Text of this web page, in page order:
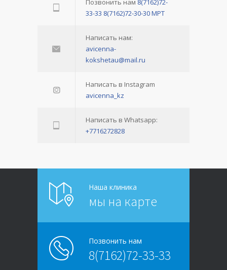
Позвонить нам 8(7162)72-
33-33 8(7162)72-30-30 МРТ
Написать нам:
avicenna-
kokshetau@mail.ru
Написать в Instagram
avicenna_kz
Написать в Whatsapp:
+7716272828
Наша клиника
мы на карте
Позвонить нам
8(7162)72-33-33